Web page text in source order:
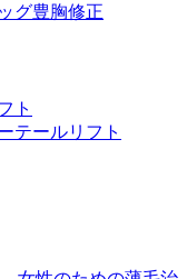
グ豊胸修正
ト
テールリフト